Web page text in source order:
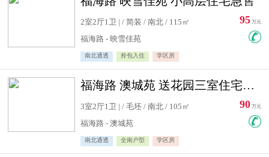
2室2厅1卫 | / 简装 / 南北 / 115㎡
福海路 - 映雪佳苑
南北通透 拎包入住 学区房
95 万元
福海路 澳城苑 送花园三室住宅急售
3室2厅1卫 | / 毛坯 / 南北 / 105㎡
福海路 - 澳城苑
南北通透 全南户型 学区房
90 万元